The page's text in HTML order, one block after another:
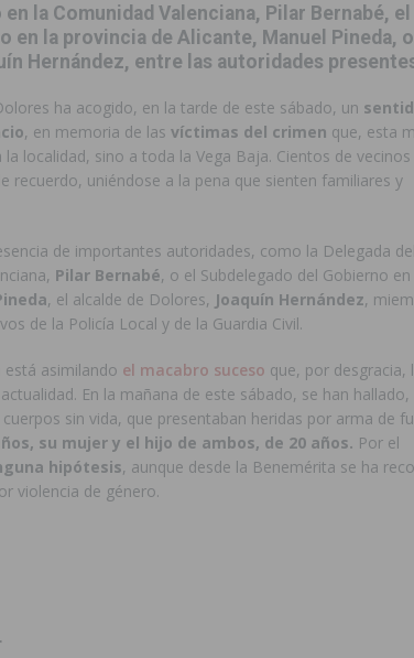
‘sin mejoras ni bonificaciones’
ORIHUELA
de incendios en los municipios alicantinos, entre
abiertas a la comunidad en San Miguel de Salinas
la Comunidad Valenciana, Pilar Bernabé, el
en la provincia de Alicante, Manuel Pineda, o
Hernández, entre las autoridades
ha acogido, en la tarde de este sábado, un
, en memoria de las víctimas del crimen que, esta
localidad, sino a toda la Vega Baja. Cientos de vecinos
recuerdo, uniéndose a la pena que sienten familiares y
de importantes autoridades, como la Delegada del
Pilar Bernabé, o el Subdelegado del Gobierno en
, el alcalde de Dolores, Joaquín Hernández,
de la Policía Local y de la Guardia Civil.
asimilando el macabro suceso que, por desgracia,
En la mañana de este sábado, se han hallado,
sin vida, que presentaban heridas por arma de
su mujer y el hijo de ambos, de 20 años. Por el
hipótesis, aunque desde la Benemérita se ha
violencia de género.